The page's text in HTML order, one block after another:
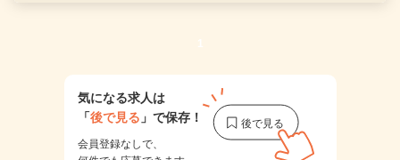
1
気になる求人は
「後で見る 」で保存！
会員登録なしで、